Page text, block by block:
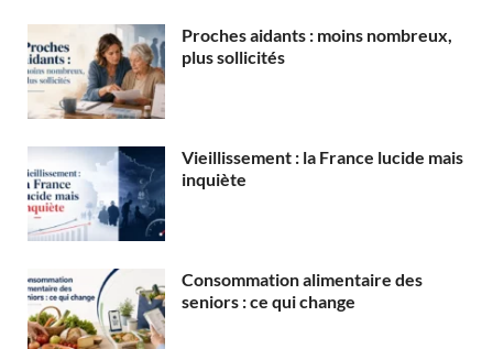
Proches aidants : moins nombreux,
plus sollicités
Vieillissement : la France lucide mais
inquiète
Consommation alimentaire des
seniors : ce qui change